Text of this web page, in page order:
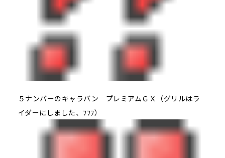
５ナンバーのキャラバン プレミアムＧＸ（グリルはラ
イダーにしました、ﾌﾌﾌ）